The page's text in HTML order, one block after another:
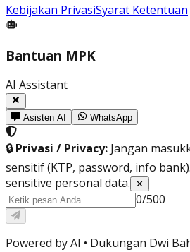
Kebijakan PrivasiSyarat Ketentuan
Bantuan MPK
AI Assistant
Asisten AI WhatsApp
🔒 Privasi / Privacy: Jangan
sensitif (KTP, password, info
sensitive personal data.
✕
0/500
Powered by AI • Dukungan Dwi